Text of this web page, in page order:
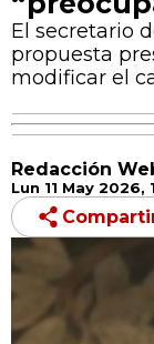
El secretario
propuesta
modificar el
Redacción
Lun 11 May 2026,